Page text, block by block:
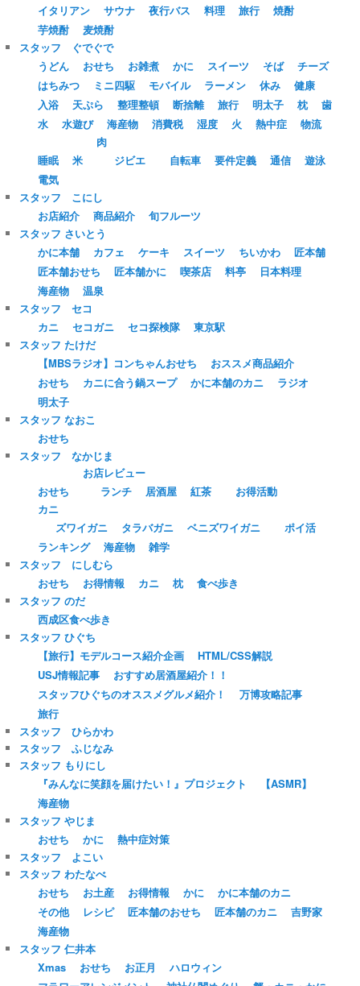
イタリアン
サウナ 夜行バス 料理 旅行
焼酎
芋焼酎
麦焼酎
スタッフ ぐでぐで
うどん
おせち お雑煮 かに スイーツ そば
チーズ
はちみつ
ミニ四駆 モバイル ラーメン 休み
健康
入浴
天ぷら 整理整頓 断捨離 旅行 明太子 枕
歯
水
水遊び 海産物 消費税 湿度 火 熱中症 物流
睡眠 米
肉
ジビエ
自転車 要件定義 通信
遊泳
電気
スタッフ こにし
お店紹介
商品紹介
旬フルーツ
スタッフ さいとう
かに本舗
カフェ ケーキ スイーツ ちいかわ
匠本舗
匠本舗おせち
匠本舗かに 喫茶店 料亭
日本料理
海産物
温泉
スタッフ セコ
カニ
セコガニ セコ探検隊
東京駅
スタッフ たけだ
【MBSラジオ】コンちゃんおせち
おススメ商品紹介
おせち
カニに合う鍋スープ かに本舗のカニ
ラジオ
明太子
スタッフ なおこ
おせち
スタッフ なかじま
おせち
お店レビュー
ランチ
居酒屋 紅茶
お得活動
カニ
ズワイガニ
タラバガニ ベニズワイガニ
ポイ活
ランキング
海産物
雑学
スタッフ にしむら
おせち
お得情報 カニ 枕
食べ歩き
スタッフ のだ
西成区食べ歩き
スタッフ ひぐち
【旅行】モデルコース紹介企画
HTML/CSS解説
USJ情報記事
おすすめ居酒屋紹介！！
スタッフひぐちのオススメグルメ紹介！
万博攻略記事
旅行
スタッフ ひらかわ
スタッフ ふじなみ
スタッフ もりにし
『みんなに笑顔を届けたい！』プロジェクト
【ASMR】
海産物
スタッフ やじま
おせち
かに
熱中症対策
スタッフ よこい
スタッフ わたなべ
おせち
お土産 お得情報 かに
かに本舗のカニ
その他
レシピ 匠本舗のおせち 匠本舗のカニ
吉野家
海産物
スタッフ 仁井本
Xmas
おせち お正月
ハロウィン